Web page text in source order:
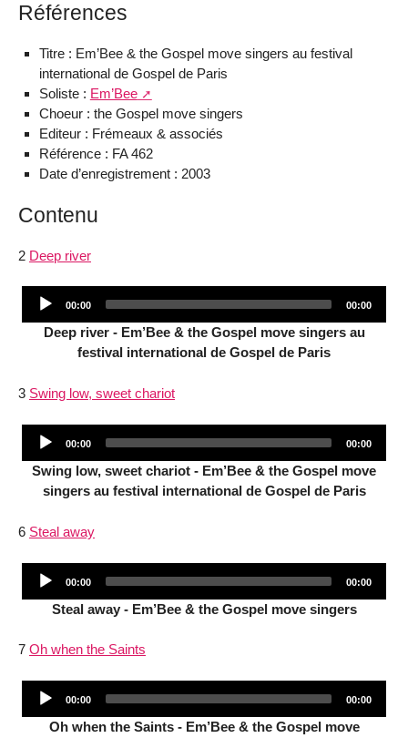
Références
Titre : Em’Bee & the Gospel move singers au festival
international de Gospel de Paris
Soliste : Em’Bee
Choeur : the Gospel move singers
Editeur : Frémeaux & associés
Référence : FA 462
Date d’enregistrement : 2003
Contenu
2 Deep river
Current
00:00
Total
00:00
Deep river - Em’Bee & the Gospel move singers au
festival international de Gospel de Paris
3 Swing low, sweet chariot
Current
00:00
Total
00:00
Swing low, sweet chariot - Em’Bee & the Gospel move
singers au festival international de Gospel de Paris
6 Steal away
Current
00:00
Total
00:00
Steal away - Em’Bee & the Gospel move singers
7 Oh when the Saints
Current
00:00
Total
00:00
Oh when the Saints - Em’Bee & the Gospel move